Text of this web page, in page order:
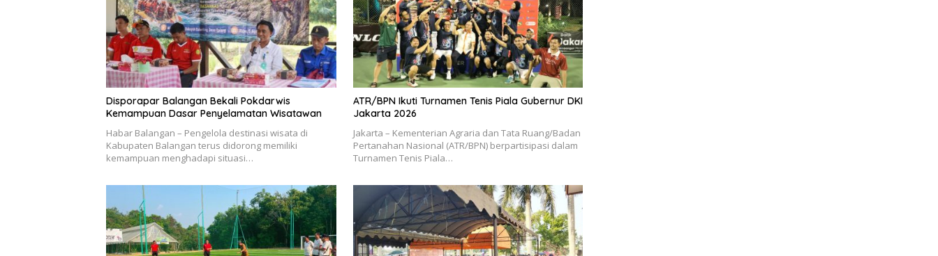
Disporapar Balangan Bekali Pokdarwis
Kemampuan Dasar Penyelamatan Wisatawan
Habar Balangan – Pengelola destinasi wisata di
Kabupaten Balangan terus didorong memiliki
kemampuan menghadapi situasi…
ATR/BPN Ikuti Turnamen Tenis Piala Gubernur DKI
Jakarta 2026
Jakarta – Kementerian Agraria dan Tata Ruang/Badan
Pertanahan Nasional (ATR/BPN) berpartisipasi dalam
Turnamen Tenis Piala…